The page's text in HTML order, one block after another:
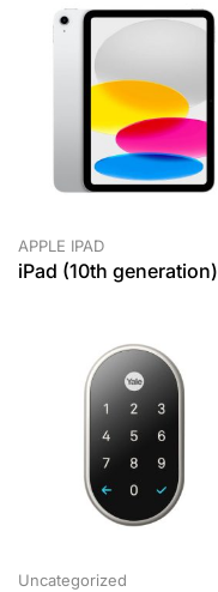
APPLE IPAD
iPad (10th generation)
Uncategorized